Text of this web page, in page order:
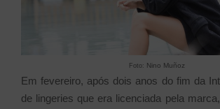
Foto: Nino Muñoz
Em fevereiro, após dois anos do fim da
de lingeries que era licenciada pela